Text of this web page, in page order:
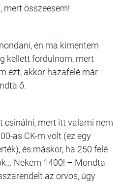
mert összeesem!
én ma kimentem
kellett fordulnom, mert
ezt, akkor hazafelé már
ő.
csinálni, mert itt valami nem
as CK-m volt (ez egy
és máskor, ha 250 felé
Nekem 1400! – Mondta
az orvos, úgy